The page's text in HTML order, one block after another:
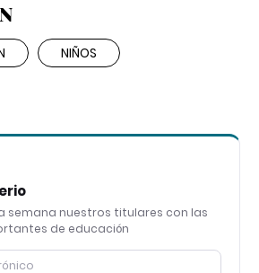
NIÑOS
semana nuestros titulares con las
de educación